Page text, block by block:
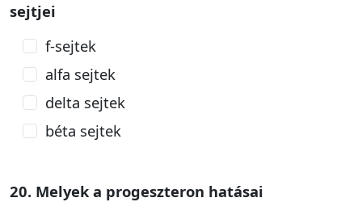
sejtjei
f-sejtek
alfa sejtek
delta sejtek
béta sejtek
20. Melyek a progeszteron hatásai